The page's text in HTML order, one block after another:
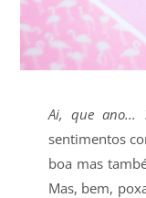
Ai, que ano...
sentimentos
boa mas
Mas, bem,